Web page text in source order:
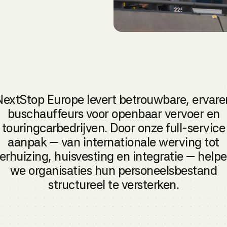
Europe levert betrouwbare,
buschauffeurs voor openbaar vervoer en
touringcarbedrijven. Door onze full-service
aanpak — van internationale werving tot
huisvesting en integratie —
we organisaties hun personeelsbestand
structureel te versterken.